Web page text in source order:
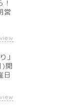
営
view
」
)開
日
view